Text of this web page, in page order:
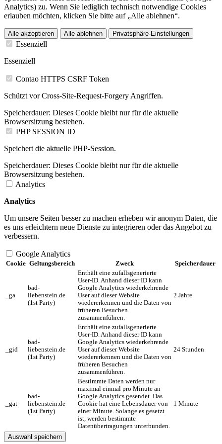
Analytics) zu. Wenn Sie lediglich technisch notwendige Cookies
erlauben möchten, klicken Sie bitte auf „Alle ablehnen“.
Alle akzeptieren Alle ablehnen Privatsphäre-Einstellungen
Essenziell
Essenziell
Contao HTTPS CSRF Token
Schützt vor Cross-Site-Request-Forgery Angriffen.
Speicherdauer: Dieses Cookie bleibt nur für die aktuelle
Browsersitzung bestehen.
PHP SESSION ID
Speichert die aktuelle PHP-Session.
Speicherdauer: Dieses Cookie bleibt nur für die aktuelle
Browsersitzung bestehen.
Analytics
Analytics
Um unsere Seiten besser zu machen erheben wir anonym Daten, die
es uns erleichtern neue Dienste zu integrieren oder das Angebot zu
verbessern.
Google Analytics
Cookie Geltungsbereich Zweck Speicherdauer
_ga
bad-
liebenstein.de
(1st Party)
Enthält eine zufallsgenerierte
User-ID. Anhand dieser ID kann
Google Analytics wiederkehrende
User auf dieser Website
wiedererkennen und die Daten von
früheren Besuchen
zusammenführen.
2 Jahre
_gid
bad-
liebenstein.de
(1st Party)
Enthält eine zufallsgenerierte
User-ID. Anhand dieser ID kann
Google Analytics wiederkehrende
User auf dieser Website
wiedererkennen und die Daten von
früheren Besuchen
zusammenführen.
24 Stunden
_gat
bad-
liebenstein.de
(1st Party)
Bestimmte Daten werden nur
maximal einmal pro Minute an
Google Analytics gesendet. Das
Cookie hat eine Lebensdauer von
einer Minute. Solange es gesetzt
ist, werden bestimmte
Datenübertragungen unterbunden.
1 Minute
Auswahl speichern